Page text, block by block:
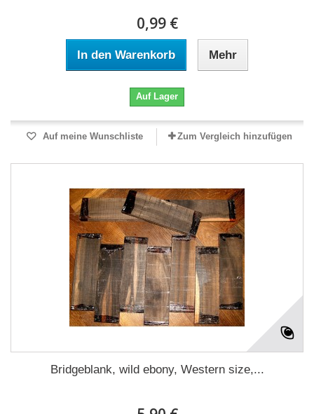
0,99 €
In den Warenkorb Mehr
Auf Lager
Auf meine Wunschliste Zum Vergleich hinzufügen
Bridgeblank, wild ebony, Western size,...